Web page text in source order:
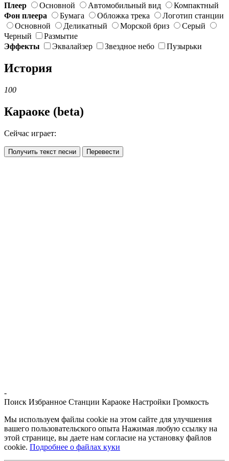
Плеер
Основной Автомобильный вид
Компактный
Фон плеера
Бумага Обложка трека
Логотип станции
Основной
Деликатный Морской бриз
Серый
Черный
Размытие
Эффекты
Эквалайзер Звездное небо Пузырьки
История
100
Караоке (beta)
Сейчас играет:
Получить текст песни Перевести
-
Поиск Избранное Станции Караоке Настройки Громкость
Мы используем файлы cookie на этом сайте для улучшения
вашего пользовательского опыта Нажимая любую ссылку на
этой странице, вы даете нам согласие на установку файлов
cookie. Подробнее о файлах куки